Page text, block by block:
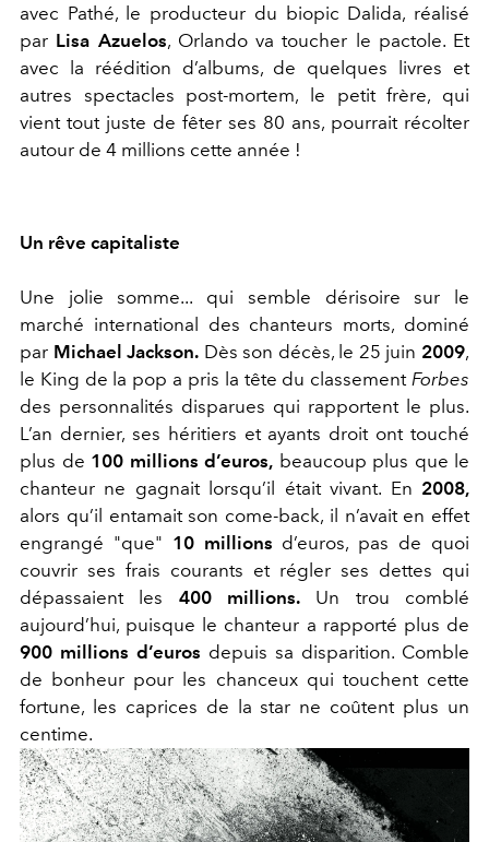
avec Pathé, le producteur du biopic Dalida, réalisé
par Lisa Azuelos, Orlando va toucher le pactole. Et
avec la réédition d’albums, de quelques livres et
autres spectacles post-mortem, le petit frère, qui
vient tout juste de fêter ses 80 ans, pourrait récolter
autour de 4 millions cette année !
Un rêve capitaliste
Une jolie somme... qui semble dérisoire sur le
marché international des chanteurs morts, dominé
par Michael Jackson. Dès son décès, le 25 juin 2009,
le King de la pop a pris la tête du classement Forbes
des personnalités disparues qui rapportent le plus.
L’an dernier, ses héritiers et ayants droit ont touché
plus de 100 millions d’euros, beaucoup plus que le
chanteur ne gagnait lorsqu’il était vivant. En 2008,
alors qu’il entamait son come-back, il n’avait en effet
engrangé "que" 10 millions d’euros, pas de quoi
couvrir ses frais courants et régler ses dettes qui
dépassaient les 400 millions. Un trou comblé
aujourd’hui, puisque le chanteur a rapporté plus de
900 millions d’euros depuis sa disparition. Comble
de bonheur pour les chanceux qui touchent cette
fortune, les caprices de la star ne coûtent plus un
centime.